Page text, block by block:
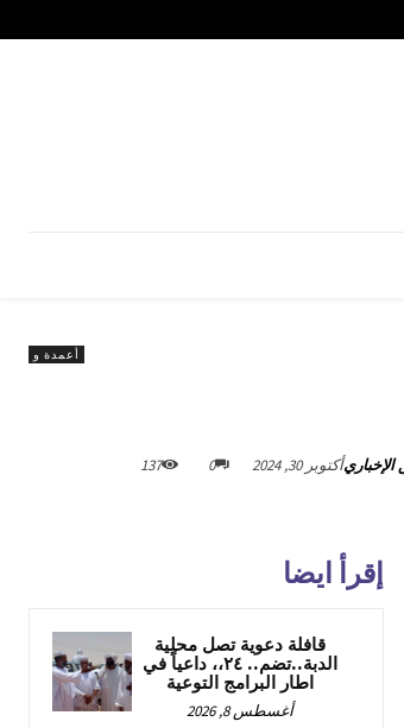
أعمدة و
أكتوبر 30, 2024 0
137
إقرأ ايضا
قافلة دعوية تصل محلية
الدبة..تضم.. ٢٤،، داعياً في
اطار البرامج التوعية
أغسطس 8, 2026